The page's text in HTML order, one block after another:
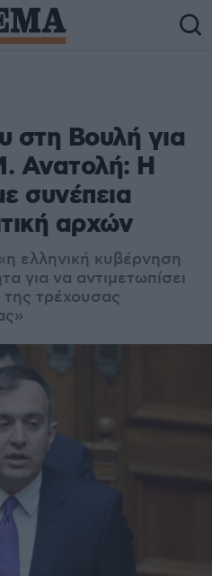
στη Βουλή για
Ανατολή: Η
συνέπεια
αρχών
ελληνική κυβέρνηση
για να αντιμετωπίσει
τρέχουσας